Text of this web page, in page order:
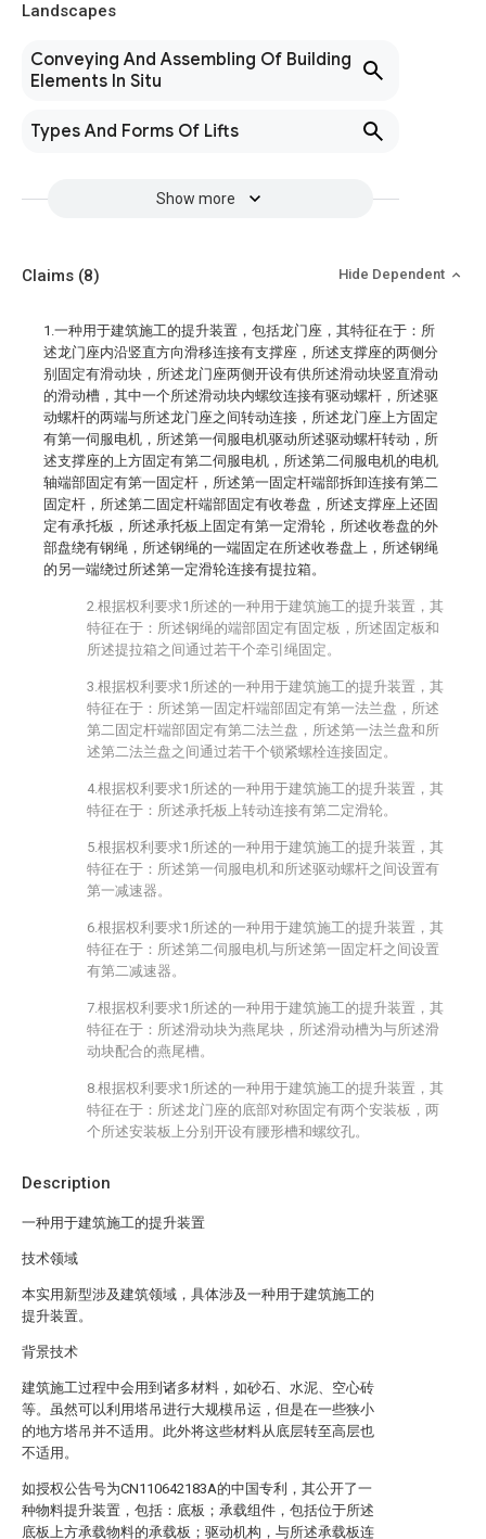
Landscapes
Conveying And Assembling Of Building
Elements In Situ
Types And Forms Of Lifts
Show more
Description
一种用于建筑施工的提升装置
技术领域
本实用新型涉及建筑领域，具体涉及一种用于建筑施工的
提升装置。
背景技术
建筑施工过程中会用到诸多材料，如砂石、水泥、空心砖
等。虽然可以利用塔吊进行大规模吊运，但是在一些狭小
的地方塔吊并不适用。此外将这些材料从底层转至高层也
不适用。
如授权公告号为CN110642183A的中国专利，其公开了一
种物料提升装置，包括：底板；承载组件，包括位于所述
底板上方承载物料的承载板；驱动机构，与所述承载板连
Claims (8) Hide Dependent
1.一种用于建筑施工的提升装置，包括龙门座，其特征在于：所
述龙门座内沿竖直方向滑移连接有支撑座，所述支撑座的两侧分
别固定有滑动块，所述龙门座两侧开设有供所述滑动块竖直滑动
的滑动槽，其中一个所述滑动块内螺纹连接有驱动螺杆，所述驱
动螺杆的两端与所述龙门座之间转动连接，所述龙门座上方固定
有第一伺服电机，所述第一伺服电机驱动所述驱动螺杆转动，所
述支撑座的上方固定有第二伺服电机，所述第二伺服电机的电机
轴端部固定有第一固定杆，所述第一固定杆端部拆卸连接有第二
固定杆，所述第二固定杆端部固定有收卷盘，所述支撑座上还固
定有承托板，所述承托板上固定有第一定滑轮，所述收卷盘的外
部盘绕有钢绳，所述钢绳的一端固定在所述收卷盘上，所述钢绳
的另一端绕过所述第一定滑轮连接有提拉箱。
2.根据权利要求1所述的一种用于建筑施工的提升装置，其
特征在于：所述钢绳的端部固定有固定板，所述固定板和
所述提拉箱之间通过若干个牵引绳固定。
3.根据权利要求1所述的一种用于建筑施工的提升装置，其
特征在于：所述第一固定杆端部固定有第一法兰盘，所述
第二固定杆端部固定有第二法兰盘，所述第一法兰盘和所
述第二法兰盘之间通过若干个锁紧螺栓连接固定。
4.根据权利要求1所述的一种用于建筑施工的提升装置，其
特征在于：所述承托板上转动连接有第二定滑轮。
5.根据权利要求1所述的一种用于建筑施工的提升装置，其
特征在于：所述第一伺服电机和所述驱动螺杆之间设置有
第一减速器。
6.根据权利要求1所述的一种用于建筑施工的提升装置，其
特征在于：所述第二伺服电机与所述第一固定杆之间设置
有第二减速器。
7.根据权利要求1所述的一种用于建筑施工的提升装置，其
特征在于：所述滑动块为燕尾块，所述滑动槽为与所述滑
动块配合的燕尾槽。
8.根据权利要求1所述的一种用于建筑施工的提升装置，其
特征在于：所述龙门座的底部对称固定有两个安装板，两
个所述安装板上分别开设有腰形槽和螺纹孔。